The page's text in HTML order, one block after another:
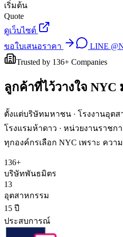
เริ่มต้น
Quote
ดูเว็บไซต์
ขอใบเสนอราคา
LINE
Trusted by 136+ Companies
ลูกค้าที่ไว้วางใจ NYC
ตั้งแต่บริษัทมหาชน · โรงงานอุตส
โรงแรมห้าดาว · หน่วยงานราชก
ทุกองค์กรเลือก NYC เพราะ ความ
136+
บริษัทพันธมิตร
13
อุตสาหกรรม
15 ปี
ประสบการณ์